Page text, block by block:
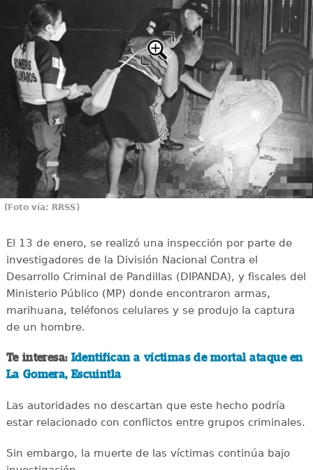
(Foto vía: RRSS)
El 13 de enero, se realizó una inspección por parte de
investigadores de la División Nacional Contra el
Desarrollo Criminal de Pandillas (DIPANDA), y fiscales del
Ministerio Público (MP) donde encontraron armas,
marihuana, teléfonos celulares y se produjo la captura
de un hombre.
Te interesa: Identifican a víctimas de mortal ataque en
La Gomera, Escuintla
Las autoridades no descartan que este hecho podría
estar relacionado con conflictos entre grupos criminales.
Sin embargo, la muerte de las víctimas continúa bajo